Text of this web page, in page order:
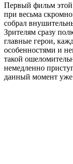
Первый фильм
при весьма
собрал
Зрителям сразу
главные герои,
особенностями и
такой
немедленно
данный момент уже